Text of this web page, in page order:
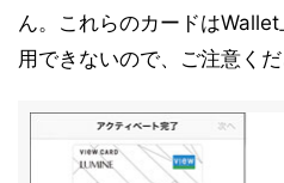
ん。これらのカードは
用できないので、ご注意くだ